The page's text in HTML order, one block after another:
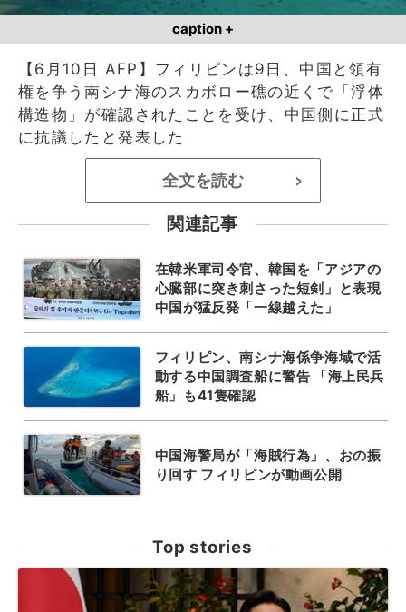
caption +
【6月10日 AFP】フィリピンは9日、中国と領有
権を争う南シナ海のスカボロー礁の近くで「浮体
構造物」が確認されたことを受け、中国側に正式
に抗議したと発表した
全文を読む >
関連記事
在韓米軍司令官、韓国を「アジアの
心臓部に突き刺さった短剣」と表現
中国が猛反発「一線越えた」
フィリピン、南シナ海係争海域で活
動する中国調査船に警告 「海上民兵
船」も41隻確認
中国海警局が「海賊行為」、おの振
り回す フィリピンが動画公開
Top stories